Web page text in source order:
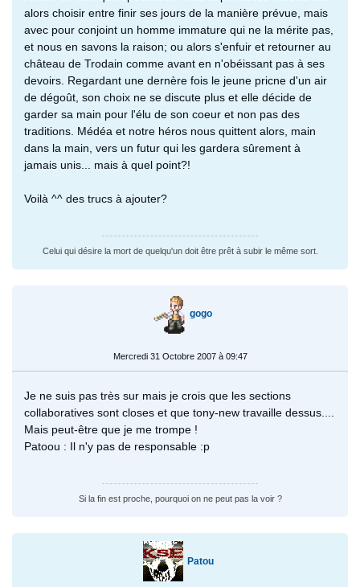
alors choisir entre finir ses jours de la manière prévue, mais
avec pour conjoint un homme immature qui ne la mérite pas,
et nous en savons la raison; ou alors s'enfuir et retourner au
château de Trodain comme avant en n'obéissant pas à ses
devoirs. Regardant une dernère fois le jeune pricne d'un air
de dégoût, son choix ne se discute plus et elle décide de
garder sa main pour l'élu de son coeur et non pas des
traditions. Médéa et notre héros nous quittent alors, main
dans la main, vers un futur qui les gardera sûrement à
jamais unis... mais à quel point?!
Voilà ^^ des trucs à ajouter?
Celui qui désire la mort de quelqu'un doit être prêt à subir le même sort.
gogo
Mercredi 31 Octobre 2007 à 09:47
Je ne suis pas très sur mais je crois que les sections
collaboratives sont closes et que tony-new travaille dessus....
Mais peut-être que je me trompe !
Patoou : Il n'y pas de responsable :p
Si la fin est proche, pourquoi on ne peut pas la voir ?
Patou